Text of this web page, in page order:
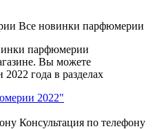
Все новинки парфюмерии
парфюмерии
Вы можете
2022 года в разделах
2022"
Консультация по телефону